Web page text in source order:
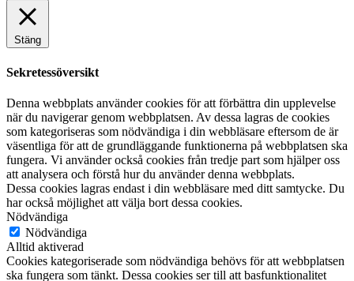
Stäng
Sekretessöversikt
Denna webbplats använder cookies för att förbättra din upplevelse
när du navigerar genom webbplatsen. Av dessa lagras de cookies
som kategoriseras som nödvändiga i din webbläsare eftersom de är
väsentliga för att de grundläggande funktionerna på webbplatsen ska
fungera. Vi använder också cookies från tredje part som hjälper oss
att analysera och förstå hur du använder denna webbplats.
Dessa cookies lagras endast i din webbläsare med ditt samtycke. Du
har också möjlighet att välja bort dessa cookies.
Nödvändiga
Nödvändiga
Alltid aktiverad
Cookies kategoriserade som nödvändiga behövs för att webbplatsen
ska fungera som tänkt. Dessa cookies ser till att basfunktionalitet